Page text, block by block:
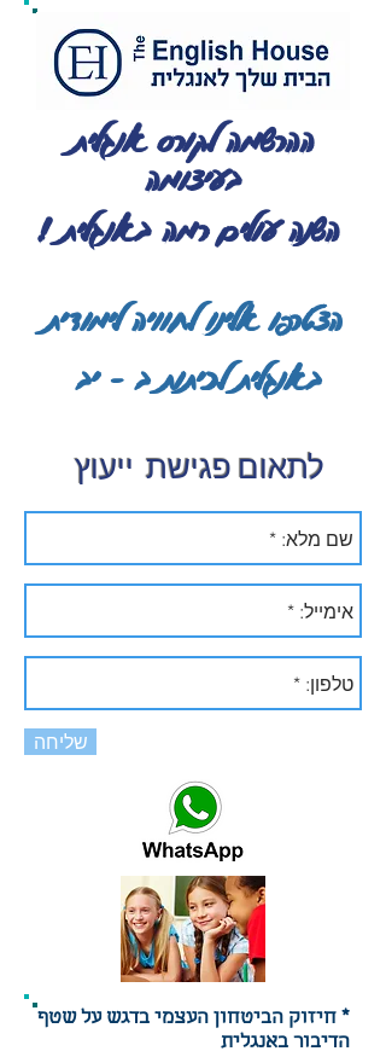
ההרשמה לקורס אנגלית
בעיצומה
השנה עולים רמה באנגלית !
הצטרפו אלינו לחוויה לימודית
באנגלית לכיתות ב - יב
לתאום פגישת ייעוץ
שליחה
* חיזוק הביטחון העצמי בדגש על שטף
הדיבור באנגלית